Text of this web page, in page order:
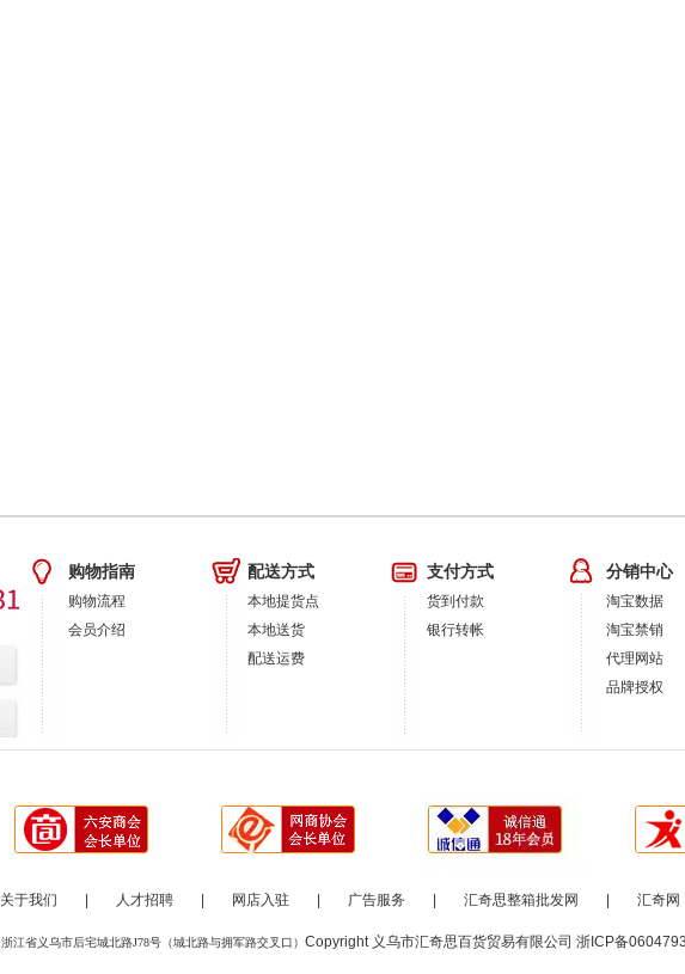
购物指南
购物流程
会员介绍
配送方式
本地提货点
本地送货
配送运费
支付方式
货到付款
银行转帐
分销中心
淘宝数据
淘宝禁销
代理网站
品牌授权
关于我们 人才招聘 网店入驻 广告服务 汇奇思整箱批发网 汇奇网
浙江省义乌市后宅城北路J78号（城北路与拥军路交叉口） Copyright 义乌市汇奇思百货贸易有限公司 浙ICP备